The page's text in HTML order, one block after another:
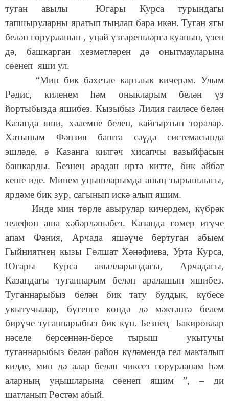
туган авылы Югары Курса турындагы
тапшыруларны яратып тыңлап бара икән. Туган ягы
белән горурланып , уңай үзгәрешләргә куанып, үзен
дә, башкарган хезмәтләрен дә онытмауларына
сөенеп яши ул.
“Мин бик бәхетле картлык кичерәм. Улым
Рәдис, киленем һәм оныкларым белән үз
йортыбызда яшибез. Кызыбыз Лилия гаиләсе белән
Казанда яши, хәлемне белеп, кайгыртып торалар.
Хатыным Фәнзия башта сәүдә системасында
эшләде, ә Казанга килгәч хисапчы вазыйфасын
башкарды. Безнең арадан иртә китте, бик әйбәт
кеше иде. Минем уңышларымда аның тырышлыгы,
ярдәме бик зур, сагынып искә алып яшим.
Инде мин төрле авырулар кичердем, күбрәк
телефон аша хәбәрләшәбез. Казанда гомер итүче
апам Фәния, Арчада яшәүче бертуган абыем
Гыйниятнең кызы Гөлшат Хәнәфиева, Урта Курса,
Югары Курса авылларындагы, Арчадагы,
Казандагы туганнарым белән аралашып яшибез.
Туганнарыбыз белән бик тату булдык, күбесе
укытучылар, бүгенге көндә дә мәктәптә белем
бирүче туганнарыбыз бик күп. Безнең Бакировлар
нәселе берсеннән-берсе тырыш укытучы
туганнарыбыз белән район күләмендә гел макталып
килде, мин дә алар белән чиксез горурланам һәм
аларның уңышларына сөенеп яшим ”, – ди
шатланып Рөстәм абый.